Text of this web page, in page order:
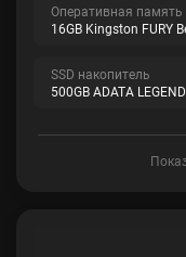
Оперативная память
16GB Kingston FURY
SSD накопитель
500GB ADATA